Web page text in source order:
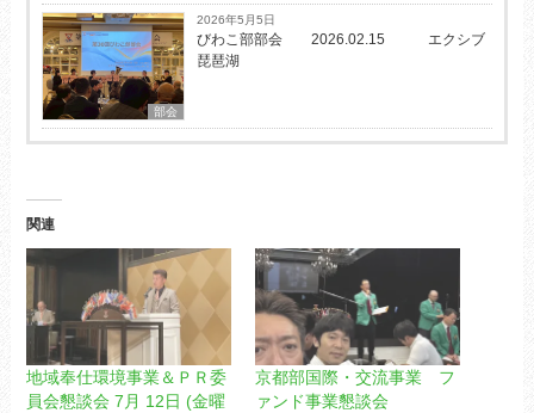
部会
2026年5月5日
びわこ部部会 2026.02.15 エクシブ
琵琶湖
関連
地域奉仕環境事業＆ＰＲ委
員会懇談会 7月 12日 (金曜
京都部国際・交流事業 フ
ァンド事業懇談会